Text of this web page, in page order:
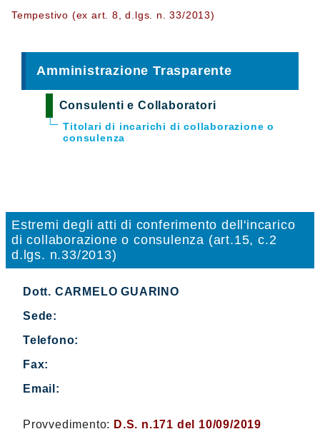
Tempestivo (ex art. 8, d.lgs. n. 33/2013)
Amministrazione Trasparente
Consulenti e Collaboratori
Titolari di incarichi di collaborazione o
consulenza
Estremi degli atti di conferimento dell'incarico
di collaborazione o consulenza (art.15, c.2
d.lgs. n.33/2013)
Dott. CARMELO GUARINO
Sede:
Telefono:
Fax:
Email:
Provvedimento: D.S. n.171 del 10/09/2019